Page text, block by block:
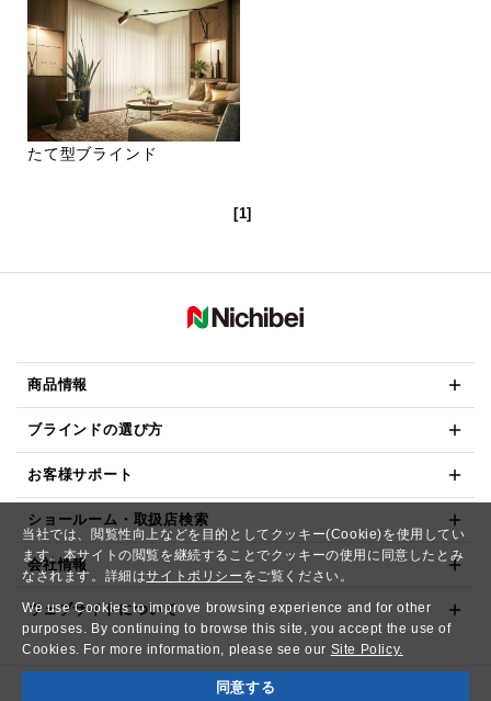
当社では、閲覧性向上などを目的としてクッキー(Cookie)を使用してい
ます。本サイトの閲覧を継続することでクッキーの使用に同意したとみ
なされます。詳細はサイトポリシー をご覧ください。
We use Cookies to improve browsing experience and for other
purposes. By continuing to browse this site, you accept the use of
Cookies. For more information, please see our Site Policy.
同意する
たて型ブラインド
[1]
商品情報
ブラインドの選び方
お客様サポート
ショールーム・取扱店検索
会社情報
ウェブサイトについて
Copyright© NICHIBEI CO.,LTD. All Rights Reserved.